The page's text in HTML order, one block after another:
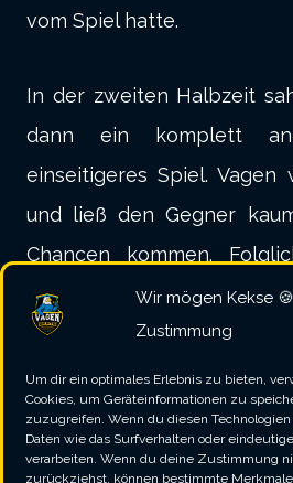
Wir mögen Kekse
Zustimmung
Um dir ein optimales Erlebnis zu bieten,
Cookies, um Geräteinformationen zu
zuzugreifen. Wenn du diesen
Daten wie das Surfverhalten oder
verarbeiten. Wenn du deine Zustimmung
zurückziehst, können bestimmte
vom Spiel hatte.
In der zweiten Halbzeit
dann ein komplett
einseitigeres Spiel. Vagen
und ließ den Gegner
Chancen kommen.
bereits in den beiden
gedreht und im
Vorsprung weiter
Am Ende gingen im
noch zwei Partien nach